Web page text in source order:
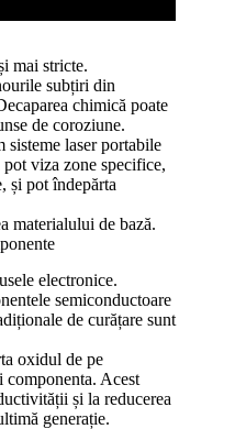
mai stricte.
subțiri din
chimică poate
de coroziune.
sisteme laser portabile
viza zone specifice,
și pot îndepărta
materialului de bază.
electronice.
semiconductoare
de curățare sunt
oxidul de pe
componenta. Acest
și la reducerea
generație.